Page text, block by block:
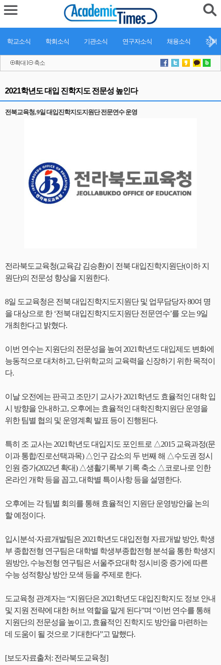
학교소식 학회소식 기관소식 연구자소식 채용소식 정책
확대 l 축소
2021학년도 대입 진학지도 전문성 높인다
전북교육청, 9일 대입진학지도지원단 전문연수 운영
전라북도교육청(교육감 김승환)이 전북 대입진학지원단(이하 지
원단)의 전문성 향상을 지원한다.
8일 도교육청은 전북 대입진학지도지원단 및 업무담당자 80여 명
을 대상으로 한 ‘전북 대입진학지도지원단 전문연수’를 오는 9일
개최한다고 밝혔다.
이번 연수는 지원단의 전문성을 높여 2021학년도 대입제도 변화에
능동적으로 대처하고, 단위학교의 교육력을 신장하기 위한 목적이
다.
이날 오전에는 판곡고 조만기 교사가 2021학년도 효율적인 대학 입
시 방향을 안내하고, 오후에는 효율적인 대학진학지원단 운영을
위한 팀별 협의 및 운영계획 발표 등이 진행된다.
특히 조 교사는 2021학년도 대입지도 포인트로 △2015 교육과정(문
이과 통합/진로선택과목) △인구 감소의 두 번째 해 △수도권 정시
인원 증가(2022년 확대) △생활기록부 기록 축소 △코로나로 인한
온라인 개학 등을 꼽고, 대학별 특이사항 등을 설명한다.
오후에는 각 팀별 회의를 통해 효율적인 지원단 운영방안을 논의
할 예정이다.
입시분석·자료개발팀은 2021학년도 대입전형 자료개발 방안, 학생
부 종합전형 연구팀은 대학별 학생부종합전형 분석을 통한 학생지
원방안, 수능전형 연구팀은 서울주요대학 정시비중 증가에 따른
수능 성적향상 방안 모색 등을 주제로 한다.
도교육청 관계자는 “지원단은 2021학년도 대입진학지도 정보 안내
및 지원 전략에 대한 허브 역할을 맡게 된다”며 “이번 연수를 통해
지원단의 전문성을 높이고, 효율적인 진학지도 방안을 마련하는
데 도움이 될 것으로 기대한다”고 말했다.
[보도자료출처: 전라북도교육청]